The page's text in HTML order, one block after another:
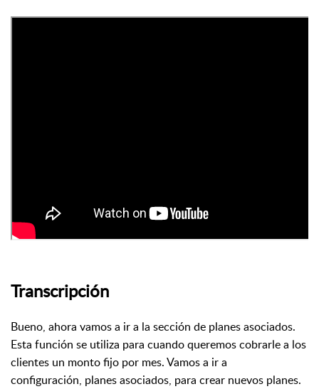
Transcripción
Bueno, ahora vamos a ir a la sección de planes asociados.
Esta función se utiliza para cuandoqueremos cobrarle a los
clientes un monto fijo por mes. Vamos a ir a
configuración, planes asociados, para crear nuevos planes.